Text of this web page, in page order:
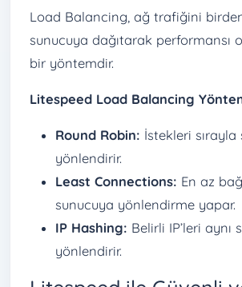
Load Balancing, ağ trafiğini
sunucuya dağıtarak performansı
bir yöntemdir.
Litespeed Load Balancing
Round Robin: İstekleri sırayla
yönlendirir.
Least Connections: En az
sunucuya yönlendirme yapar.
IP Hashing: Belirli IP’leri aynı
yönlendirir.